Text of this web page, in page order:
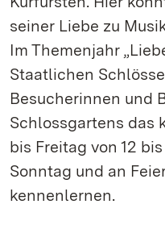
seiner Liebe zu
Im Themenjahr
Staatlichen
Besucherinnen und
Schlossgartens das
bis Freitag von 12
Sonntag und an
kennenlernen.